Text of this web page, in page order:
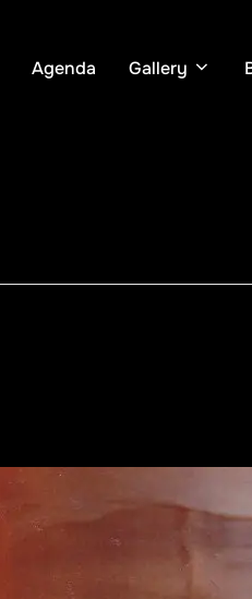
Agenda Gallery